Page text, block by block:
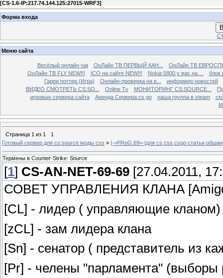
[CS-1.6-IP:217.74.144.125:27015-WRF3]
Форма входа
Меню сайта
Весёлый онлайн чаt ОнЛайн ТВ ПЕРВЫЙ КАН...
ОнЛайн ТВ
ОнЛайн ТВ FLY NEW!!!
ICQ на сайте NEW!!! Nokia 5800 у вас на ...
блок
Гарри поттер (Игра)
Онлайн-проверка на в...
информер новостей
ВИДЕО СМОТРЕТЬ CS:SO...
Online Tv МОНИТОРИНГ CS:SOURCE...
игровые сервера сайта
Аренда Сервера cs go наша группа в steam
Страница 1 из 1
1
Готовый сервер для cs:source моды css » |-=PRoG.69=-|для cs,css,csgo cтатьи общии
Термены в Counter-Strike: Source
[1] CS-AN-NET-69-69 [27.04.2011,
СОВЕТ УПРАВЛЕНИЯ КЛАНА
[CL] - лидер ( управляющие кланом)
[zCL] - зам лидера клана
[Sn] - сенатор ( представитель из
[Pr] - челены "парламента" (выборы